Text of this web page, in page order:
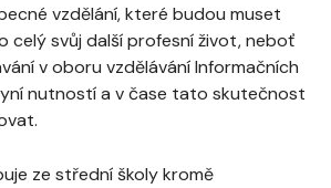
vzdělání, které budou muset
celý svůj další profesní život, neboť
v oboru vzdělávání Informačních
nutností a v čase tato skutečnost
ze střední školy kromě